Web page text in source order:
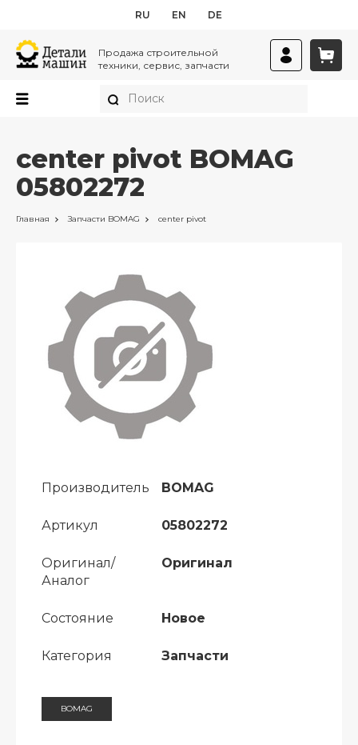
RU EN DE
Продажа строительной
техники, сервис, запчасти
center pivot BOMAG
05802272
Главная Запчасти BOMAG center pivot
Производитель BOMAG
Артикул 05802272
Оригинал/
Аналог
Оригинал
Состояние Новое
Категория Запчасти
BOMAG